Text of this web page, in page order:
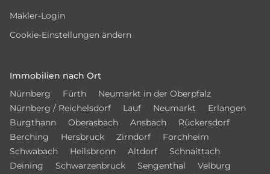
Makler-Login
Cookie-Einstellungen ändern
Immobilien nach Ort
Nürnberg
Fürth
Neumarkt in der Oberpfalz
Nürnberg / Reichelsdorf
Lauf Neumarkt
Erlangen
Burgthann
Oberasbach Ansbach
Rückersdorf
Berching
Hersbruck Zirndorf
Forchheim
Schwabach
Heilsbronn Altdorf
Schnaittach
Deining
Schwarzenbruck Sengenthal
Velburg